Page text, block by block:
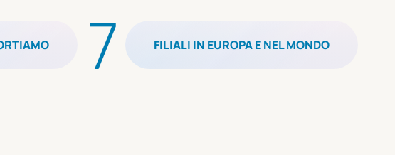
7 FILIALI IN EUROPA E NEL MONDO